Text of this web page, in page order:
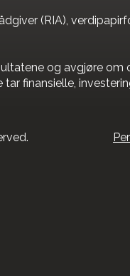
(RIA),
og avgjøre om
finansielle,